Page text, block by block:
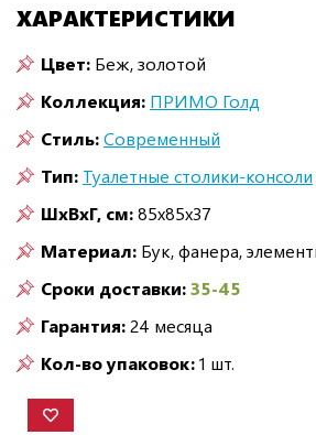
ХАРАКТЕРИСТИКИ
Цвет: Беж, золотой
Коллекция: ПРИМО Голд
Стиль:Современный
Тип: Туалетные столики-консоли
ШxВxГ, см:85x85x37
Материал: Бук, фанера,
Сроки доставки:35-45
Гарантия:24 месяца
Кол-во упаковок:1 шт.